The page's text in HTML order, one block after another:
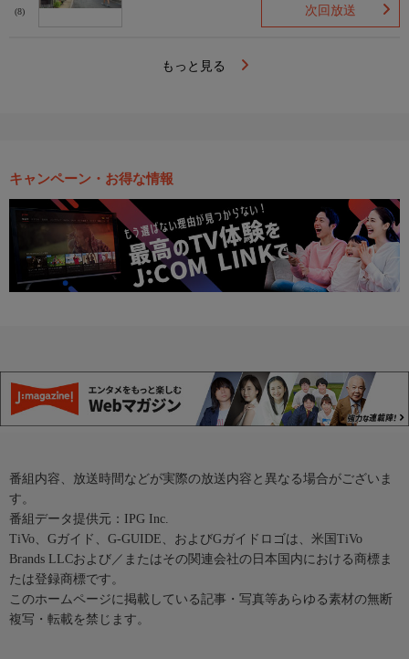
(8) 次回放送
もっと見る
キャンペーン・お得な情報
番組内容、放送時間などが実際の放送内容と異なる場合がございま
す。
番組データ提供元：IPG Inc.
TiVo、Gガイド、G-GUIDE、およびGガイドロゴは、米国TiVo
Brands LLCおよび／またはその関連会社の日本国内における商標ま
たは登録商標です。
このホームページに掲載している記事・写真等あらゆる素材の無断
複写・転載を禁じます。